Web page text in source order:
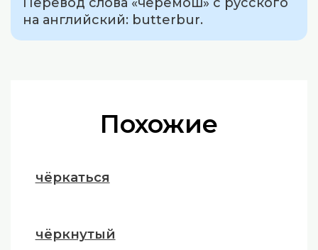
на английский: butterbur.
Похожие
чёркаться
чёркнутый